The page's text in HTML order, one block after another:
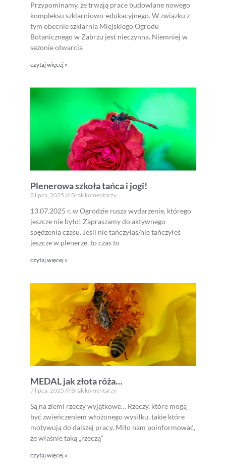
Przypominamy, że trwają prace budowlane nowego
kompleksu szklarniowo-edukacyjnego. W związku z
tym obecnie szklarnia Miejskiego Ogrodu
Botanicznego w Zabrzu jest nieczynna. Niemniej w
sezonie otwarcia
czytaj więcej »
Plenerowa szkoła tańca i jogi!
8 lipca, 2025 Brak komentarzy
13.07.2025 r. w Ogrodzie rusza wydarzenie, którego
jeszcze nie było! Zapraszamy do aktywnego
spędzenia czasu. Jeśli nie tańczyłaś/nie tańczyłeś
jeszcze w plenerze, to czas to
czytaj więcej »
MEDAL jak złota róża…
7 lipca, 2025 Brak komentarzy
Są na ziemi rzeczy wyjątkowe… Rzeczy, które mogą
być zwieńczeniem włożonego wysiłku, takie które
motywują do dalszej pracy. Miło nam poinformować,
że właśnie taką „rzeczą”
czytaj więcej »